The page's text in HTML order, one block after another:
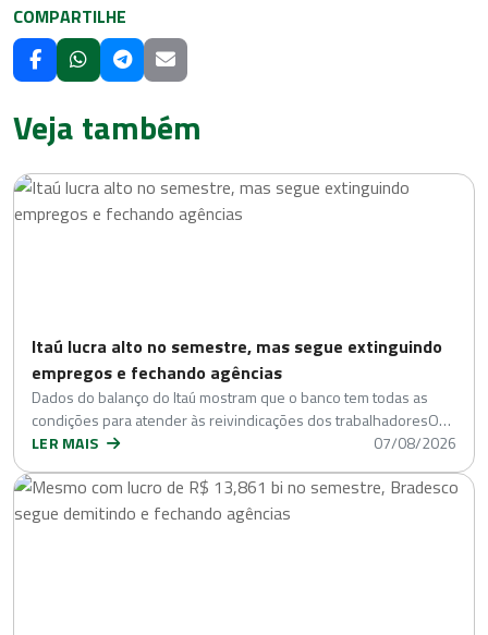
COMPARTILHE
Veja também
Itaú lucra alto no semestre, mas segue extinguindo
empregos e fechando agências
Dados do balanço do Itaú mostram que o banco tem todas as
condições para atender às reivindicações dos trabalhadoresO…
LER MAIS
07/08/2026